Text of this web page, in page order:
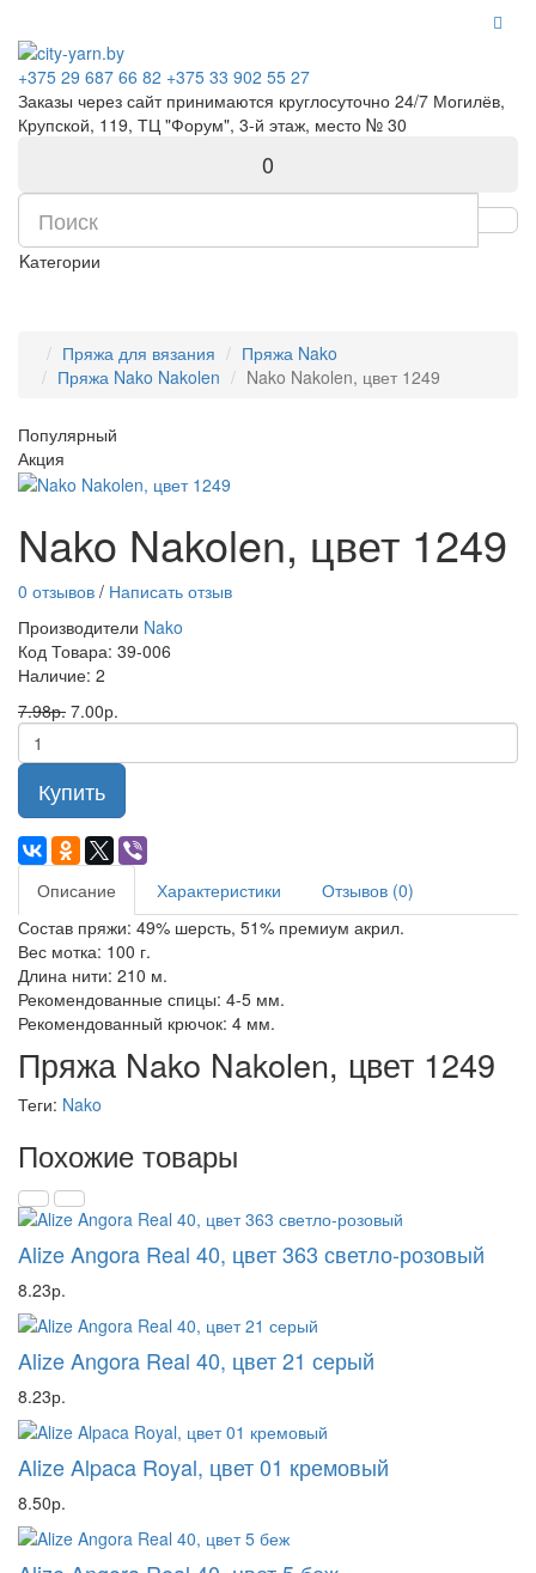
+375 29 687 66 82 +375 33 902 55 27
Заказы через сайт принимаются круглосуточно 24/7 Могилёв,
Крупской, 119, ТЦ "Форум", 3-й этаж, место № 30
0
Kатегории
Пряжа для вязания
Пряжа Nako
Пряжа Nako Nakolen
Nako Nakolen, цвет 1249
Популярный
Акция
Nako Nakolen, цвет 1249
0 отзывов / Написать отзыв
Производители Nako
Код Товара: 39-006
Наличие: 2
7.98р. 7.00р.
Купить
Описание Характеристики
Отзывов (0)
Состав пряжи: 49% шерсть, 51% премиум акрил.
Вес мотка: 100 г.
Длина нити: 210 м.
Рекомендованные спицы: 4-5 мм.
Рекомендованный крючок: 4 мм.
Пряжа Nako Nakolen, цвет 1249
Теги: Nako
Похожие товары
Alize Angora Real 40, цвет 363 светло-розовый
8.23р.
Alize Angora Real 40, цвет 21 серый
8.23р.
Alize Alpaca Royal, цвет 01 кремовый
8.50р.